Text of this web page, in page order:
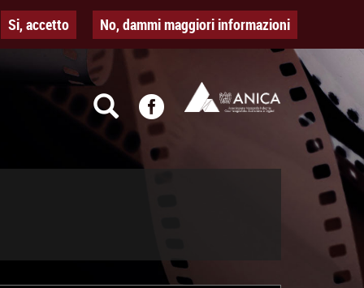
Si, accetto No, dammi maggiori informazioni